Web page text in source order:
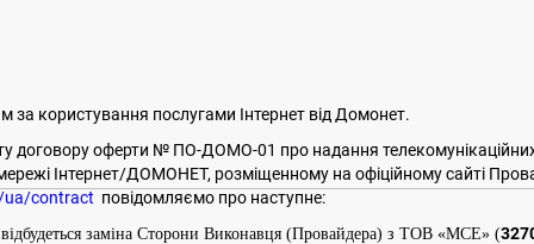
за користування послугами Інтернет від Домонет.
договору оферти № ПО-ДОМО-01 про надання
Інтернет/ДОМОНЕТ, розміщенному на офіційному сайті
ua/contract повідомляємо про наступне:
заміна Сторони Виконавця (Провайдера) з ТОВ «МСЕ» (